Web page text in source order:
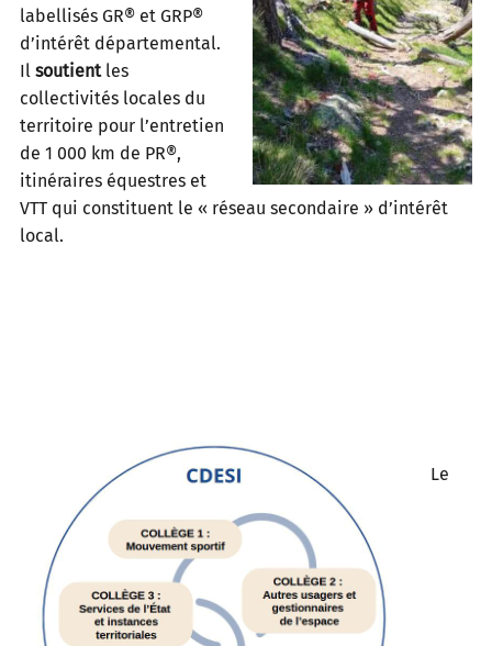
labellisés GR® et GRP®
d’intérêt départemental.
Il soutientles
collectivités locales du
territoire pour l’entretien
de 1 000 km de PR®,
itinéraires équestres et
VTT qui constituent le « réseau secondaire » d’intérêt
local.
Le